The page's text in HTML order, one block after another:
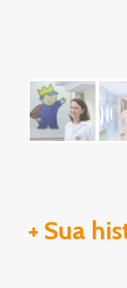
+ Sua